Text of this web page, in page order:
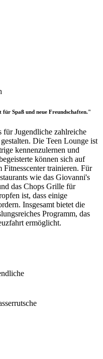
Spaß und neue Freundschaften."
für Jugendliche zahlreiche
Die Teen Lounge ist
kennenzulernen und
können sich auf
Fitnesscenter trainieren. Für
wie das Giovanni's
das Chops Grille für
ist, dass einige
Insgesamt bietet die
Programm, das
ermöglicht.